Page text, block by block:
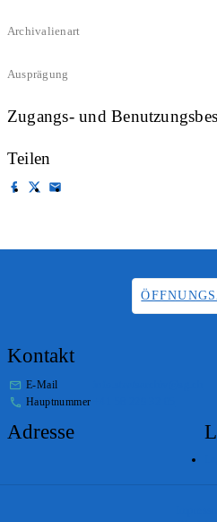
Archivalienart
Ausprägung
Zugangs- und
Teilen
Kontakt
E-Mail
Hauptnummer
Adresse